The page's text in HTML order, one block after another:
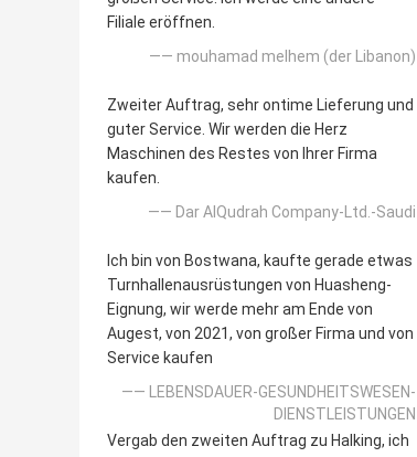
Filiale eröffnen.
—— mouhamad melhem (der Libanon)
Zweiter Auftrag, sehr ontime Lieferung und
guter Service. Wir werden die Herz
Maschinen des Restes von Ihrer Firma
kaufen.
—— Dar AlQudrah Company-Ltd.-Saudi
Ich bin von Bostwana, kaufte gerade etwas
Turnhallenausrüstungen von Huasheng-
Eignung, wir werde mehr am Ende von
Augest, von 2021, von großer Firma und von
Service kaufen
—— LEBENSDAUER-GESUNDHEITSWESEN-
DIENSTLEISTUNGEN
Vergab den zweiten Auftrag zu Halking, ich